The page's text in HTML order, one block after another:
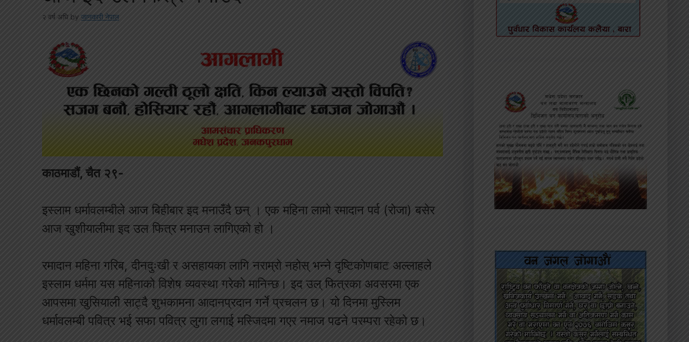
२ वर्ष अघि by जानकारी नेपाल
काठमाडौं, चैत २९-
इस्लाम धर्मावलम्बीले आज बिहीबार इद मनाउँदै छन् । एक महिना लामो रमादान पर्व (रोजा) बसेर
आज खुशीयालीमा इद उल फित्र मनाउन लागिएको हो ।
रमादान महिना गरिब, दीनदुःखी र असहायका लागि नराम्रो नहोस् भन्ने दृष्टिकोणबाट अल्लाहले
इस्लाम धर्ममा यस महिनाको विशेष व्यवस्था गरेको मानिन्छ। इद उल् फित्रका अवसरमा एक
आपसमा खुसियाली साट्दै शुभकामना आदानप्रदान गर्ने प्रचलन छ। यो दिनमा मुस्लिम
धर्मावलम्बी पवित्र भई सफा पवित्र लुगा लगाई मस्जिदमा गएर नमाज पढने परम्परा रहेको छ।